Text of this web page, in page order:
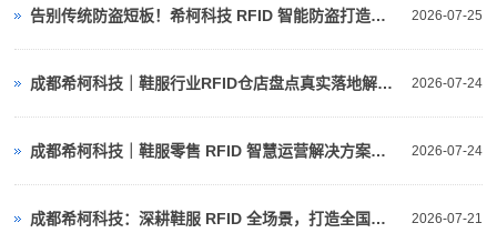
2026-07-25
告别传统防盗短板！希柯科技 RFID 智能防盗打造鞋服仓店一体化防损体系
2026-07-24
成都希柯科技｜鞋服行业RFID仓店盘点真实落地解决方案
2026-07-24
成都希柯科技｜鞋服零售 RFID 智慧运营解决方案，落地门店 RFID 自助收银
2026-07-21
成都希柯科技：深耕鞋服 RFID 全场景，打造全国服饰数字化解决方案服务商